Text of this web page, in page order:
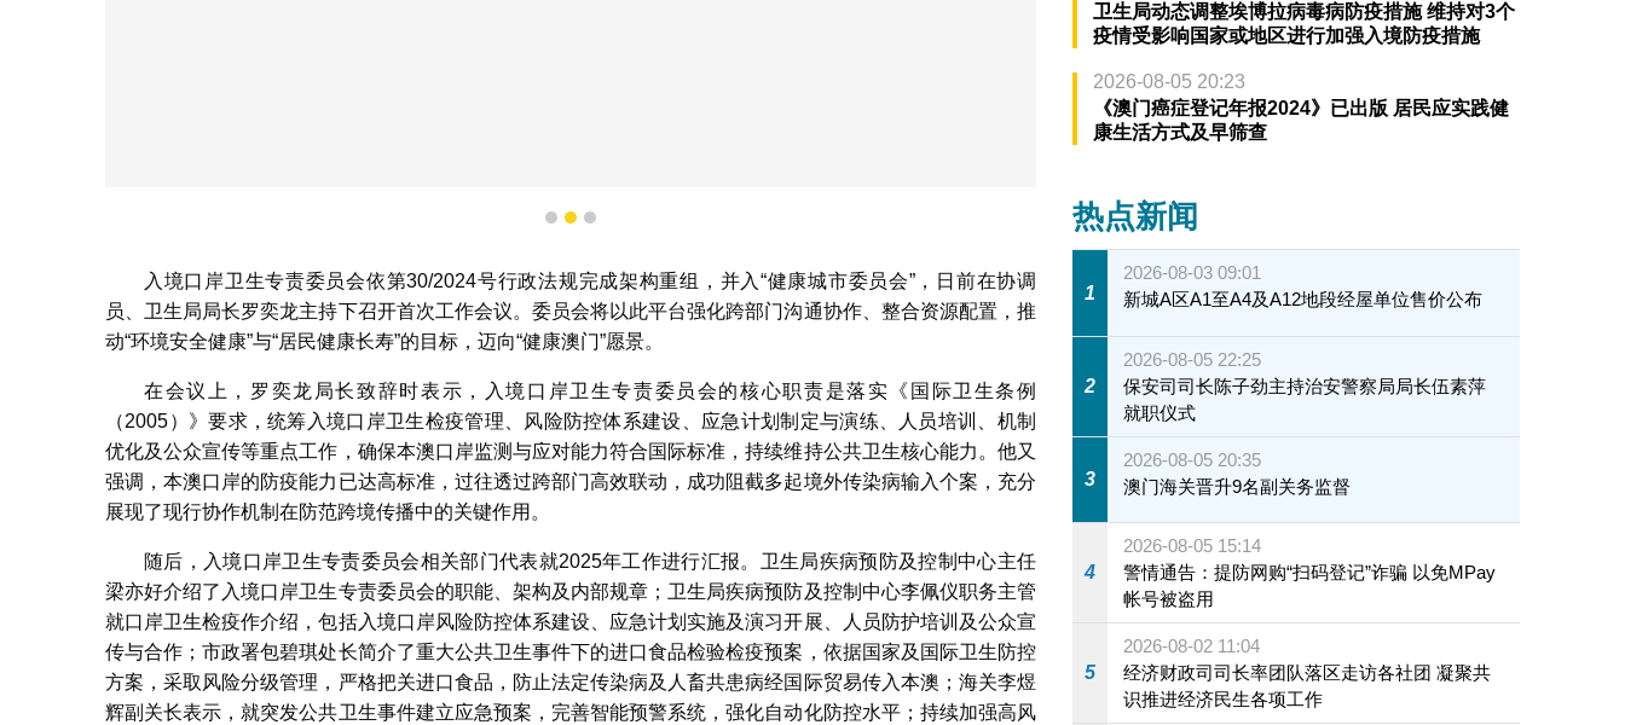
1 2 3
入境口岸卫生专责委员会依第30/2024号行政法规完成架构重组，并入“健康城市委员会”，日前在协调
员、卫生局局长罗奕龙主持下召开首次工作会议。委员会将以此平台强化跨部门沟通协作、整合资源配置，推
动“环境安全健康”与“居民健康长寿”的目标，迈向“健康澳门”愿景。
在会议上，罗奕龙局长致辞时表示，入境口岸卫生专责委员会的核心职责是落实《国际卫生条例
（2005）》要求，统筹入境口岸卫生检疫管理、风险防控体系建设、应急计划制定与演练、人员培训、机制
优化及公众宣传等重点工作，确保本澳口岸监测与应对能力符合国际标准，持续维持公共卫生核心能力。他又
强调，本澳口岸的防疫能力已达高标准，过往透过跨部门高效联动，成功阻截多起境外传染病输入个案，充分
展现了现行协作机制在防范跨境传播中的关键作用。
随后，入境口岸卫生专责委员会相关部门代表就2025年工作进行汇报。卫生局疾病预防及控制中心主任
梁亦好介绍了入境口岸卫生专责委员会的职能、架构及内部规章；卫生局疾病预防及控制中心李佩仪职务主管
就口岸卫生检疫作介绍，包括入境口岸风险防控体系建设、应急计划实施及演习开展、人员防护培训及公众宣
传与合作；市政署包碧琪处长简介了重大公共卫生事件下的进口食品检验检疫预案，依据国家及国际卫生防控
方案，采取风险分级管理，严格把关进口食品，防止法定传染病及人畜共患病经国际贸易传入本澳；海关李煜
辉副关长表示，就突发公共卫生事件建立应急预案，完善智能预警系统，强化自动化防控水平；持续加强高风
卫生局动态调整埃博拉病毒病防疫措施 维持对3个
疫情受影响国家或地区进行加强入境防疫措施
2026-08-05 20:23
《澳门癌症登记年报2024》已出版 居民应实践健
康生活方式及早筛查
热点新闻
1
2026-08-03 09:01
新城A区A1至A4及A12地段经屋单位售价公布
2
2026-08-05 22:25
保安司司长陈子劲主持治安警察局局长伍素萍
就职仪式
3
2026-08-05 20:35
澳门海关晋升9名副关务监督
4
2026-08-05 15:14
警情通告：提防网购“扫码登记”诈骗 以免MPay
帐号被盗用
5
2026-08-02 11:04
经济财政司司长率团队落区走访各社团 凝聚共
识推进经济民生各项工作